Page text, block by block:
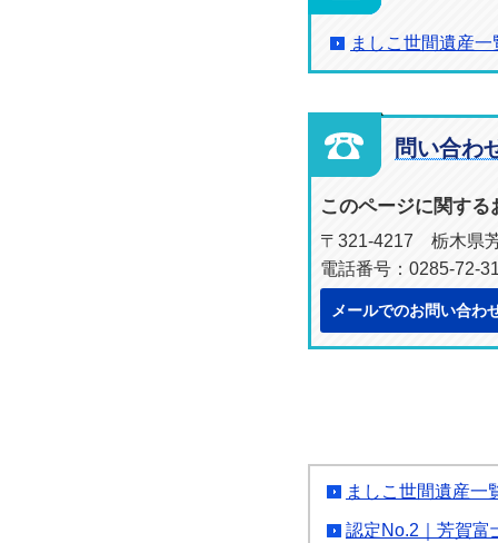
ましこ世間遺産一
問い合わ
このページに関する
〒321-4217 栃木県
電話番号：0285-72-
メールでのお問い合わ
ましこ世間遺産一
認定No.2｜芳賀富